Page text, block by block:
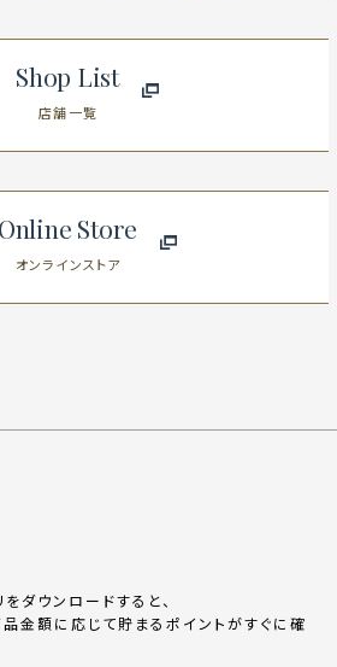
Shop List
店舗一覧
Online Store
オンラインストア
ダウンロードすると、
金額に応じて貯まるポイントがすぐに確